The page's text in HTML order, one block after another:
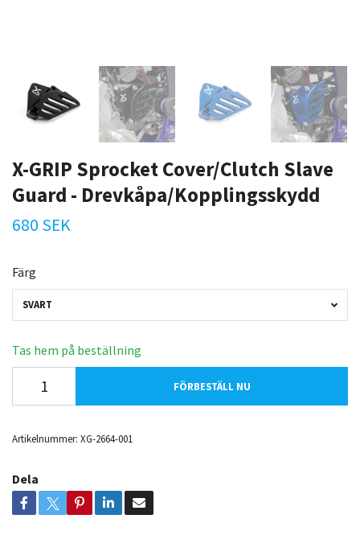
X-GRIP Sprocket Cover/Clutch Slave
Guard - Drevkåpa/Kopplingsskydd
680 SEK
Färg
SVART
Tas hem på beställning
FÖRBESTÄLL NU
Artikelnummer: XG-2664-001
Dela